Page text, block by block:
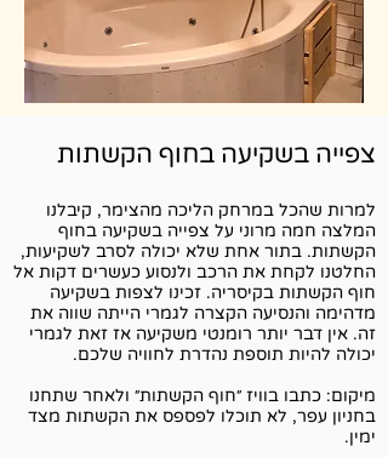
צפייה בשקיעה בחוף הקשתות
למרות שהכל במרחק הליכה מהצימר, קיבלנו
המלצה חמה מרוני על צפייה בשקיעה בחוף
הקשתות. בתור אחת שלא יכולה לסרב לשקיעות,
החלטנו לקחת את הרכב ולנסוע כעשרים דקות אל
חוף הקשתות בקיסריה. זכינו לצפות בשקיעה
מדהימה והנסיעה הקצרה לגמרי הייתה שווה את
זה. אין דבר יותר רומנטי משקיעה אז זאת לגמרי
יכולה להיות תוספת נהדרת לחוויה שלכם.
מיקום: כתבו בוויז ״חוף הקשתות״ ולאחר שתחנו
בחניון עפר, לא תוכלו לפספס את הקשתות מצד
ימין.